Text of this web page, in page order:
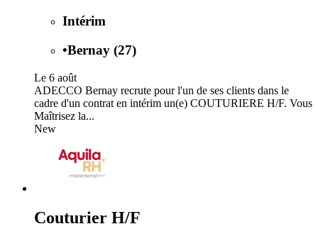
Intérim
•Bernay (27)
Le 6 août
ADECCO Bernay recrute pour l'un de ses clients dans le
cadre d'un contrat en intérim un(e) COUTURIERE H/F. Vous
Maîtrisez la...
New
Couturier H/F